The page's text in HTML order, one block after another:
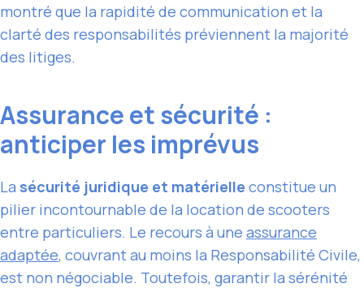
montré que la rapidité de communication et la
clarté des responsabilités préviennent la majorité
des litiges.
Assurance et sécurité :
anticiper les imprévus
La sécurité juridique et matérielle constitue un
pilier incontournable de la location de scooters
entre particuliers. Le recours à une assurance
adaptée, couvrant au moins la Responsabilité Civile,
est non négociable. Toutefois, garantir la sérénité